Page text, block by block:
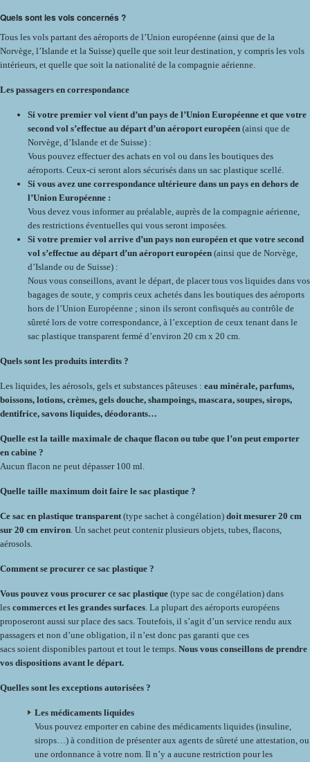
Quels sont les vols concernés ?
Tous les vols partant des aéroports de l’Union européenne (ainsi que de la
Norvège, l’Islande et la Suisse) quelle que soit leur destination, y compris les vols
intérieurs, et quelle que soit la nationalité de la compagnie aérienne.
Les passagers en correspondance
Si votre premier vol vient d’un pays de l’Union Européenne et que votre
second vol s’effectue au départ d’un aéroport européen (ainsi que de
Norvège, d’Islande et de Suisse) :
Vous pouvez effectuer des achats en vol ou dans les boutiques des
aéroports. Ceux-ci seront alors sécurisés dans un sac plastique scellé.
Si vous avez une correspondance ultérieure dans un pays en dehors de
l’Union Européenne :
Vous devez vous informer au préalable, auprès de la compagnie aérienne,
des restrictions éventuelles qui vous seront imposées.
Si votre premier vol arrive d’un pays non européen et que votre second
vol s’effectue au départ d’un aéroport européen (ainsi que de Norvège,
d’Islande ou de Suisse) :
Nous vous conseillons, avant le départ, de placer tous vos liquides dans vos
bagages de soute, y compris ceux achetés dans les boutiques des aéroports
hors de l’Union Européenne ; sinon ils seront confisqués au contrôle de
sûreté lors de votre correspondance, à l’exception de ceux tenant dans le
sac plastique transparent fermé d’environ 20 cm x 20 cm.
Quels sont les produits interdits ?
Les liquides, les aérosols, gels et substances pâteuses : eau minérale, parfums,
boissons, lotions, crèmes, gels douche, shampoings, mascara, soupes, sirops,
dentifrice, savons liquides, déodorants…
Quelle est la taille maximale de chaque flacon ou tube que l’on peut emporter
en cabine ?
Aucun flacon ne peut dépasser 100 ml.
Quelle taille maximum doit faire le sac plastique ?
Ce sac en plastique transparent(type sachet à congélation) doit mesurer 20 cm
sur 20 cm environ. Un sachet peut contenir plusieurs objets, tubes, flacons,
aérosols.
Comment se procurer ce sac plastique ?
Vous pouvez vous procurer ce sac plastique (type sac de congélation) dans
les commerces et les grandes surfaces. La plupart des aéroports européens
proposeront aussi sur place des sacs. Toutefois, il s’agit d’un service rendu aux
passagers et non d’une obligation, il n’est donc pas garanti que ces
sacs soient disponibles partout et tout le temps. Nous vous conseillons de prendre
vos dispositions avant le départ.
Quelles sont les exceptions autorisées ?
Les médicaments liquides
Vous pouvez emporter en cabine des médicaments liquides (insuline,
sirops…) à condition de présenter aux agents de sûreté une attestation, ou
une ordonnance à votre nom. Il n’y a aucune restriction pour les